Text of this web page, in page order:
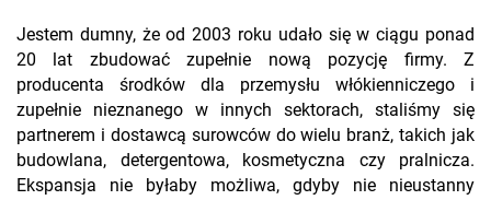
Jestem dumny, że od 2003 roku udało się w ciągu ponad
20 lat zbudować zupełnie nową pozycję firmy. Z
producenta środków dla przemysłu włókienniczego i
zupełnie nieznanego w innych sektorach, staliśmy się
partnerem i dostawcą surowców do wielu branż, takich jak
budowlana, detergentowa, kosmetyczna czy pralnicza.
Ekspansja nie byłaby możliwa, gdyby nie nieustanny